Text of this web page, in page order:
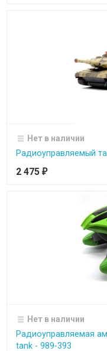
Нет в наличии
Радиоуправляемый
2 475 ₽
Нет в наличии
Радиоуправляемая
tank - 989-393